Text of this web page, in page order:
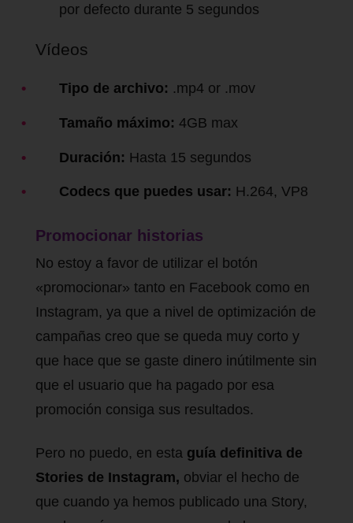
por defecto durante 5 segundos
Vídeos
Tipo de archivo: .mp4 or .mov
Tamaño máximo: 4GB max
Duración: Hasta 15 segundos
Codecs que puedes usar: H.264, VP8
Promocionar historias
No estoy a favor de utilizar el botón
«promocionar» tanto en Facebook como en
Instagram, ya que a nivel de optimización de
campañas creo que se queda muy corto y
que hace que se gaste dinero inútilmente sin
que el usuario que ha pagado por esa
promoción consiga sus resultados.
Pero no puedo, en esta guía definitiva de
Stories de Instagram, obviar el hecho de
que cuando ya hemos publicado una Story,